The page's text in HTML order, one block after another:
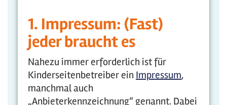
1. Impressum: (Fast)
jeder braucht es
Nahezu immer erforderlich ist für
Kinderseitenbetreiber ein Impressum,
manchmal auch
„Anbieterkennzeichnung“ genannt. Dabei